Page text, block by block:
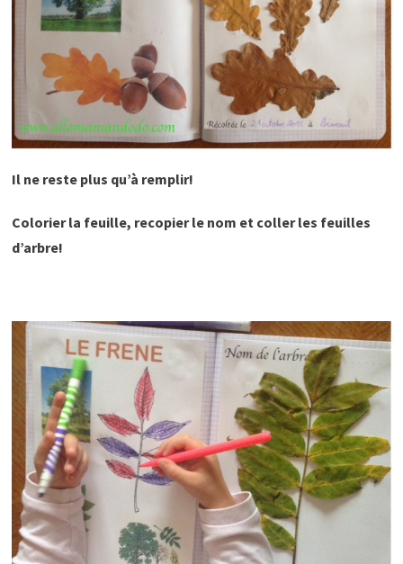
Il ne reste plus qu’à remplir!
Colorier la feuille, recopier le nom et coller les feuilles
d’arbre!